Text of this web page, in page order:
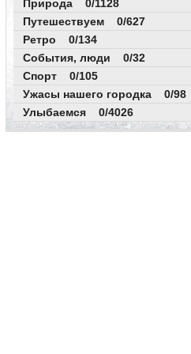
Природа 0/1128
Путешествуем 0/627
Ретро 0/134
События, люди 0/32
Спорт 0/105
Ужасы нашего городка 0/98
Улыбаемся 0/4026